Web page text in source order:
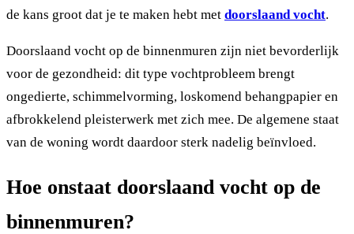
de kans groot dat je te maken hebt met doorslaand vocht.
Doorslaand vocht op de binnenmuren zijn niet bevorderlijk
voor de gezondheid: dit type vochtprobleem brengt
ongedierte, schimmelvorming, loskomend behangpapier en
afbrokkelend pleisterwerk met zich mee. De algemene staat
van de woning wordt daardoor sterk nadelig beïnvloed.
Hoe onstaat doorslaand vocht op de
binnenmuren?